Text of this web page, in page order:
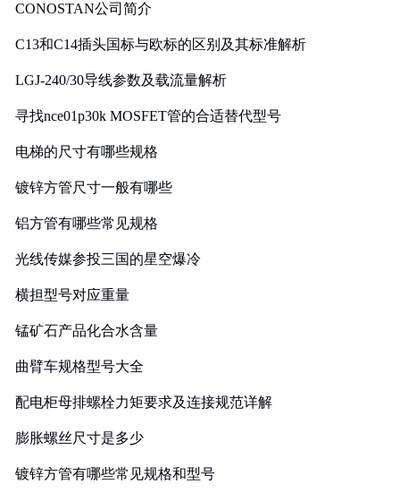
CONOSTAN公司简介
C13和C14插头国标与欧标的区别及其标准解析
LGJ-240/30导线参数及载流量解析
寻找nce01p30k MOSFET管的合适替代型号
电梯的尺寸有哪些规格
镀锌方管尺寸一般有哪些
铝方管有哪些常见规格
光线传媒参投三国的星空爆冷
横担型号对应重量
锰矿石产品化合水含量
曲臂车规格型号大全
配电柜母排螺栓力矩要求及连接规范详解
膨胀螺丝尺寸是多少
镀锌方管有哪些常见规格和型号